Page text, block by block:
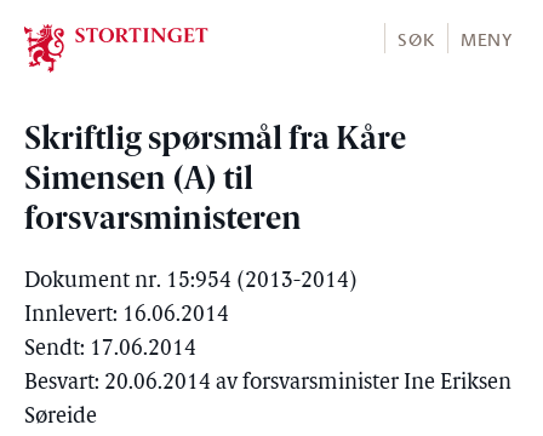
Stortinget.no
SØK MENY
Skriftlig spørsmål fra Kåre
Simensen (A) til
forsvarsministeren
Dokument nr. 15:954 (2013-2014)
Innlevert: 16.06.2014
Sendt: 17.06.2014
Besvart: 20.06.2014 av forsvarsminister Ine Eriksen
Søreide